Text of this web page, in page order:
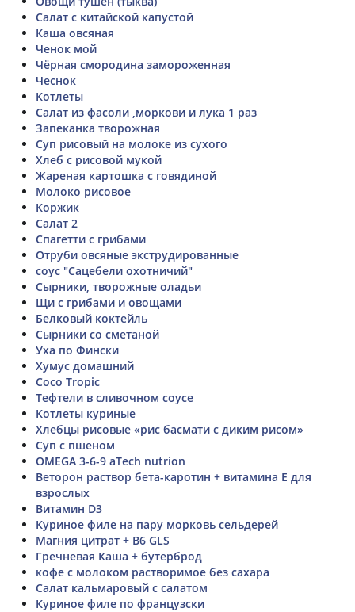
Салат с китайской капустой
Каша овсяная
Ченок мой
Чёрная смородина замороженная
Чеснок
Котлеты
Салат из фасоли ,моркови и лука 1 раз
Запеканка творожная
Суп рисовый на молоке из сухого
Хлеб с рисовой мукой
Жареная картошка с говядиной
Молоко рисовое
Коржик
Салат 2
Спагетти с грибами
Отруби овсяные экструдированные
соус "Сацебели охотничий"
Сырники, творожные оладьи
Щи с грибами и овощами
Белковый коктейль
Сырники со сметаной
Уха по Фински
Хумус домашний
Coco Tropic
Тефтели в сливочном соусе
Котлеты куриные
Хлебцы рисовые «рис басмати с диким рисом»
Суп с пшеном
OMEGA 3-6-9 aTech nutrion
Веторон раствор бета-каротин + витамина Е для
взрослых
Витамин D3
Куриное филе на пару морковь сельдерей
Магния цитрат + В6 GLS
Гречневая Каша + бутерброд
кофе с молоком растворимое без сахара
Салат кальмаровый с салатом
Куриное филе по французски